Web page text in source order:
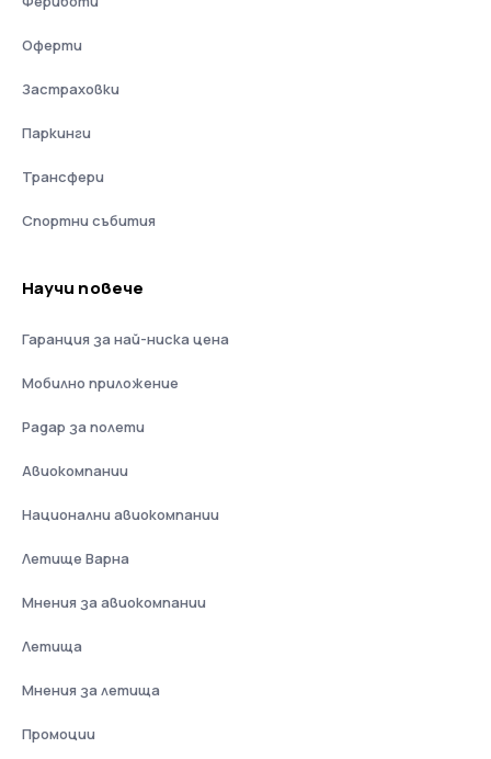
Оферти
Застраховки
Паркинги
Трансфери
Спортни събития
Научи повече
Гаранция за най-ниска цена
Мобилно приложение
Радар за полети
Авиокомпании
Национални авиокомпании
Летище Варна
Мнения за авиокомпании
Летища
Мнения за летища
Промоции